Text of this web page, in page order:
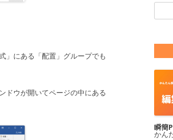
」にある「配置」グループでも
ドウが開いてページの中にある
瞬簡
かん